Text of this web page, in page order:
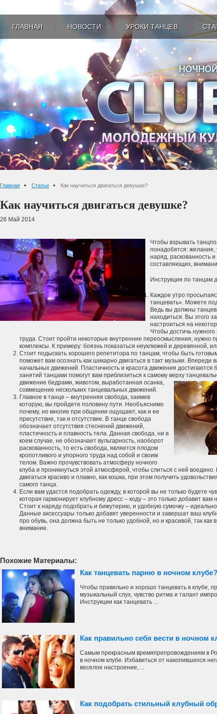
ГЛАВНАЯ НОВОСТИ УРОКИ ТАНЦЕВ
Главная Статьи Как научиться двигаться девушке?
Как научиться двигаться девушке?
26 Май 2014
Чтобы взрывать
понадобятся: желание,
наряд, раскованность
составляющих,
Инструкция по танцам
Каждое утро
танцевать». Можете
Ведь вы должны
находиться. Вы этого
настроиться на
Чтобы достичь
труда. Стоит пройти некоторые внутренние переосмысления, нужно
комплексы. К примеру: боязнь показаться неуклюжей и деревянной,
Стоит подыскать хорошего репетитора по танцам, чтобы быть
поможет вам осознать как шикарно двигаться в такт музыки. Впереди
начальных движений. Пластичность и красота движения
занятий танцами помогут вам приблизиться к самому верху
движение бедрами, животом, выработанная осанка,
совмещение нескольких танцевальных движений.
Главное в танце – внутренняя свобода, заимев
которую, вы пройдете половину пути. Необъяснимо
почему, но многие при общении ощущают, как и ее
присутствие, так и отсутствие. В танце свобода
обозначает отсутствия стеснений движений,
пластичность и плавность тела. Данная свобода, ни в
коем случае, не обозначает вульгарность, наоборот
раскованность, то есть свобода, является плодом
кропотливого и упорного труда над собой и своим
телом. Важно прочувствовать атмосферу ночного
клуба и проникнуться этой атмосферой, чтобы слиться с ней
двигаться красиво и плавно, как кошка, при этом получить
самого танца.
Если вам удастся подобрать одежду, в которой вы не только будете
которая гармонирует клубному дресс – коду – это только добавит вам
Стоит к наряду подобрать и бижутерию, и удобную сумочку –
Данные аксессуары только добавят уверенности и завершат ваш
про обувь, она должна быть не только удобной, но и красивой, так
внимание.
Похожие Материалы:
Как танцевать парню в ночном клубе?
Чтобы правильно и хорошо танцевать в клубе,
музыкальный слух, чувство ритма и талант
Инструкции как танцевать ...
Как правильно себя вести в ночном
Самым прекрасным времяпрепровождениям в
в ночном клубе. Избавиться от накопившихся
веселое настроение, ...
Как подобрать стильный клубный